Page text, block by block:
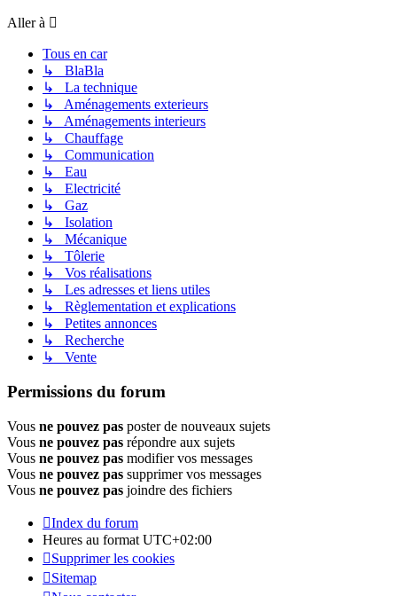
Aller à
Tous en car
↳ BlaBla
↳ La technique
↳ Aménagements exterieurs
↳ Aménagements interieurs
↳ Chauffage
↳ Communication
↳ Eau
↳ Electricité
↳ Gaz
↳ Isolation
↳ Mécanique
↳ Tôlerie
↳ Vos réalisations
↳ Les adresses et liens utiles
↳ Règlementation et explications
↳ Petites annonces
↳ Recherche
↳ Vente
Permissions du forum
Vous ne pouvez pas poster de nouveaux sujets
Vous ne pouvez pas répondre aux sujets
Vous ne pouvez pas modifier vos messages
Vous ne pouvez pas supprimer vos messages
Vous ne pouvez pas joindre des fichiers
Index du forum
Heures au format UTC+02:00
Supprimer les cookies
Sitemap